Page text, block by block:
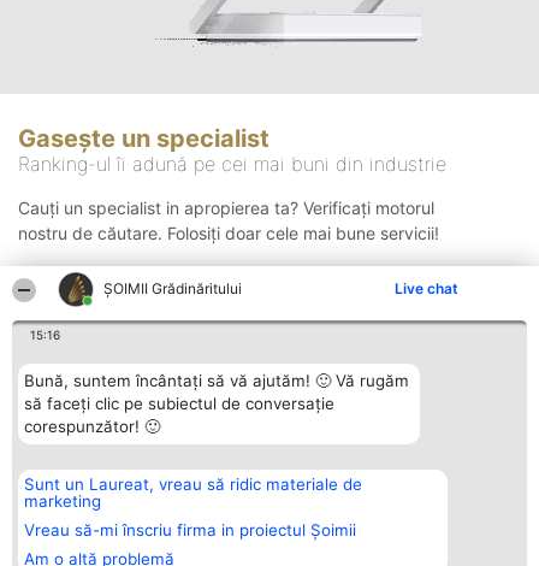
ȘOIMII Grădinăritului Live chat
15:16
Bună, suntem încântați să vă ajutăm! 🙂 Vă rugăm
să faceți clic pe subiectul de conversație
corespunzător! 🙂
Sunt un Laureat, vreau să ridic materiale de
marketing
Vreau să-mi înscriu firma in proiectul Șoimii
Am o altă problemă
Gasește un specialist
Ranking-ul îi adună pe cei mai buni din industrie
Cauți un specialist in apropierea ta? Verificați motorul
nostru de căutare. Folosiți doar cele mai bune servicii!
Organizator Ranking
BRIGHT SOLUTIONS BR SRL
Aleea Timisul De Sus 2 Bl. A30
Sc. A Et. 4 Ap. 13 Cod 061952
București
Plebiscyt
Lista Tuturor
Laureaților
Contact